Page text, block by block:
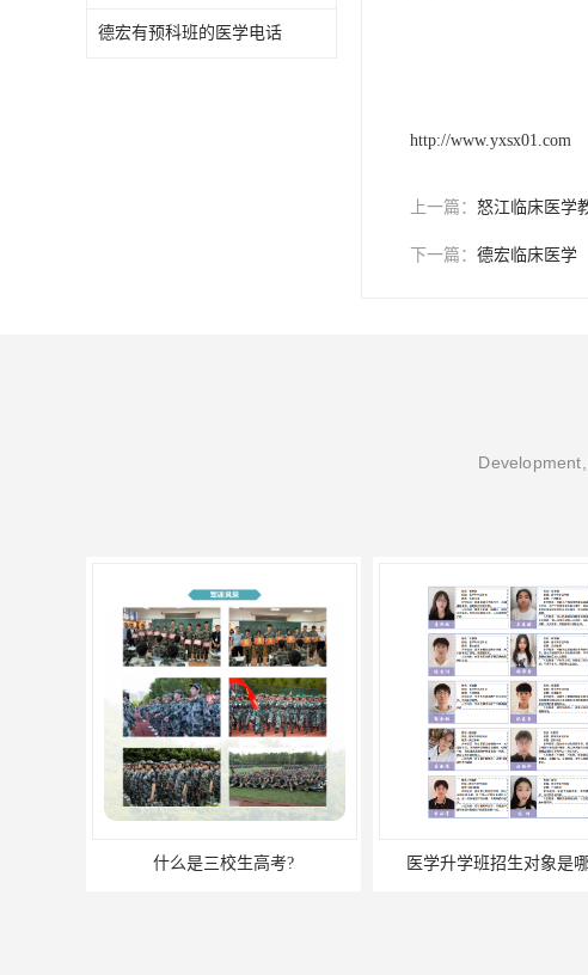
德宏有预科班的医学电话
http://www.yxsx01.com
上一篇： 怒江临床医学
下一篇： 德宏临床医学
什么是三校生高考? 医学升学班招生对象是